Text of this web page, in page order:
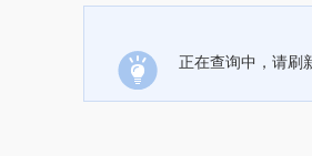
正在查询中，请刷